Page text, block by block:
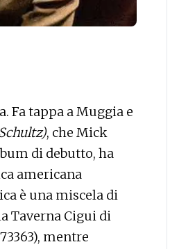
Fa tappa a Muggia e
hultz), che Mick
di debutto, ha
americana
è una miscela di
Taverna Cigui di
mentre